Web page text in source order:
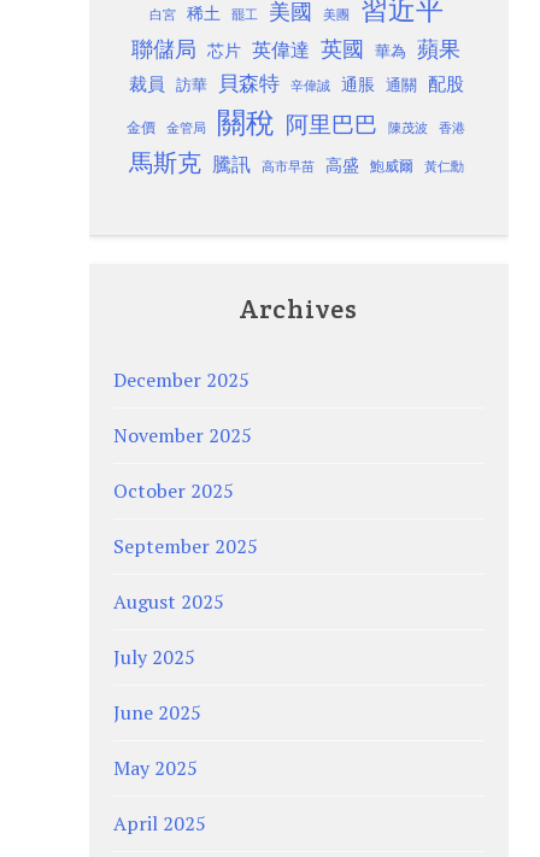
白宮 稀土 罷工 美國 美團 習近平
聯儲局 芯片 英偉達 英國 華為 蘋果
裁員 訪華 貝森特 辛偉誠 通脹 通關 配股
金價 金管局 關稅 阿里巴巴 陳茂波 香港
馬斯克 騰訊 高市早苗 高盛 鮑威爾 黃仁勳
Archives
December 2025
November 2025
October 2025
September 2025
August 2025
July 2025
June 2025
May 2025
April 2025